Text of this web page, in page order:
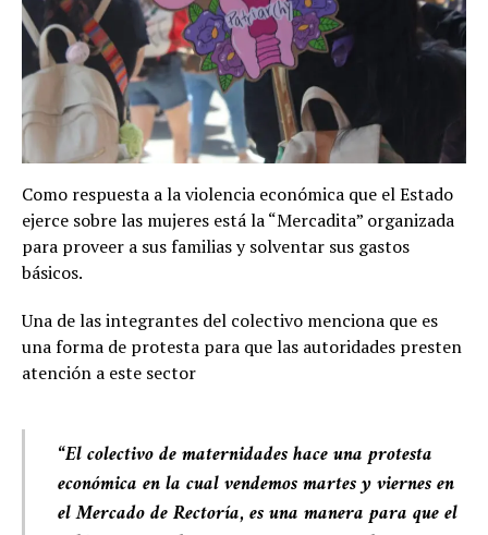
Como respuesta a la violencia económica que el Estado
ejerce sobre las mujeres está la “Mercadita” organizada
para proveer a sus familias y solventar sus gastos
básicos.
Una de las integrantes del colectivo menciona que es
una forma de protesta para que las autoridades presten
atención a este sector
“El colectivo de maternidades hace una protesta
económica en la cual vendemos martes y viernes en
el Mercado de Rectoría, es una manera para que el